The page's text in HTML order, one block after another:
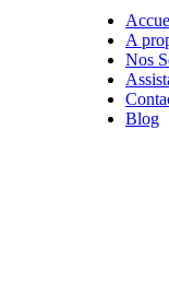
A
Nos
Blog